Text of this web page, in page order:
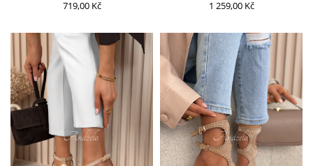
719,00 Kč 1 259,00 Kč